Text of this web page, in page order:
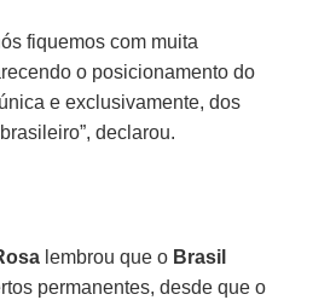
fiquemos com muita
o posicionamento do
e exclusivamente, dos
declarou.
lembrou que o Brasil
permanentes, desde que o